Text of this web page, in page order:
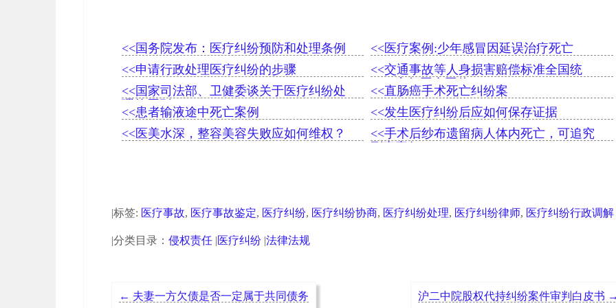
<<国务院发布：医疗纠纷预防和处理条例
<<医疗案例:少年感冒因延误治疗死亡
<<申请行政处理医疗纠纷的步骤
<<交通事故等人身损害赔偿标准全国统
一，实行同命同价
<<国家司法部、卫健委谈关于医疗纠纷处
理的原则
<<直肠癌手术死亡纠纷案
<<患者输液途中死亡案例
<<发生医疗纠纷后应如何保存证据
<<医美水深，整容美容失败应如何维权？
<<手术后纱布遗留病人体内死亡，可追究
|标签: 医疗事故, 医疗事故鉴定, 医疗纠纷, 医疗纠纷协商, 医疗纠纷处理, 医疗纠纷律师, 医疗纠纷行政调解
|分类目录： 侵权责任|医疗纠纷|法律法规
← 夫妻一方欠债是否一定属于共同债务 沪二中院股权代持纠纷案件审判白皮书